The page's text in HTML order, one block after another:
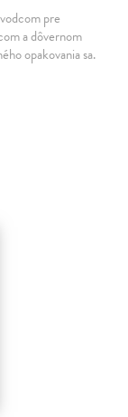
pre
a dôvernom
opakovania sa.